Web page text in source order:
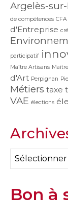
Argelès-
de compétences CFA
d'Entreprise
participatif
Maître Artisans
d'Art Perpignan
Métiers taxe
VAE élections
Archives
Bon à